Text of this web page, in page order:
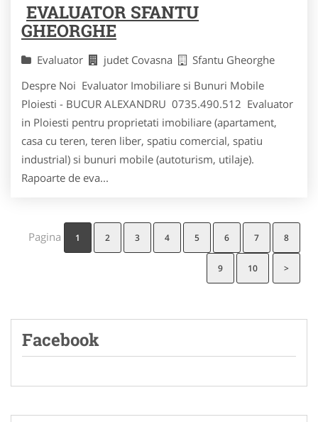
EVALUATOR SFANTU
GHEORGHE
Evaluator judet Covasna
Sfantu Gheorghe
Despre Noi Evaluator Imobiliare si Bunuri Mobile
Ploiesti - BUCUR ALEXANDRU 0735.490.512 Evaluator
in Ploiesti pentru proprietati imobiliare (apartament,
casa cu teren, teren liber, spatiu comercial, spatiu
industrial) si bunuri mobile (autoturism, utilaje).
Rapoarte de eva...
Pagina 1 2 3 4 5 6 7 8
9 10 >
Facebook